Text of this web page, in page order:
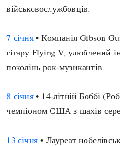
військовослужбовців.
7 січня• Компанія Gibson
гітару Flying V, улюблений
поколінь рок-музикантів.
8 січня• 14-літній Боббі
чемпіоном США з шахів
13 січня • Лауреат